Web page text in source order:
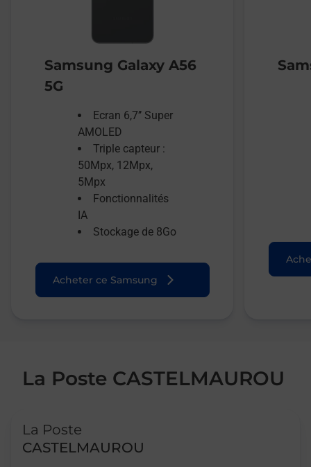
Samsung Galaxy A56
5G
Ecran 6,7’’ Super
AMOLED
Triple capteur :
50Mpx, 12Mpx,
5Mpx
Fonctionnalités
IA
Stockage de 8Go
Acheter ce Samsung
La Poste CASTELMAUROU
La Poste
CASTELMAUROU